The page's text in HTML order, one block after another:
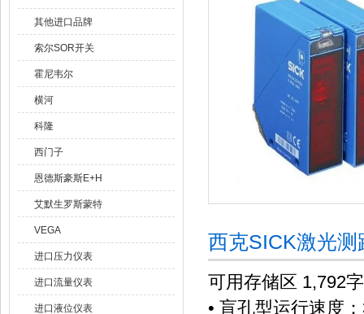
其他进口品牌
索尔SOR开关
霍尼韦尔
横河
科隆
西门子
恩德斯豪斯E+H
艾默生罗斯蒙特
VEGA
进口压力仪表
进口流量仪表
进口液位仪表
西克SICK激光测
可用存储区 1,792
• 盲孔型运行速度